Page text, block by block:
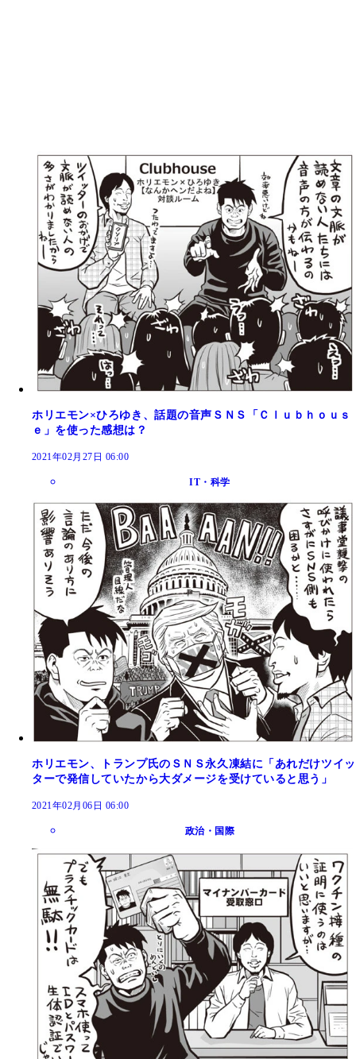
ホリエモン×ひろゆき、話題の音声ＳＮＳ「Ｃｌｕｂｈｏｕｓ
ｅ」を使った感想は？
2021年02月27日 06:00
IT・科学
ホリエモン、トランプ氏のＳＮＳ永久凍結に「あれだけツイッ
ターで発信していたから大ダメージを受けていると思う」
2021年02月06日 06:00
政治・国際